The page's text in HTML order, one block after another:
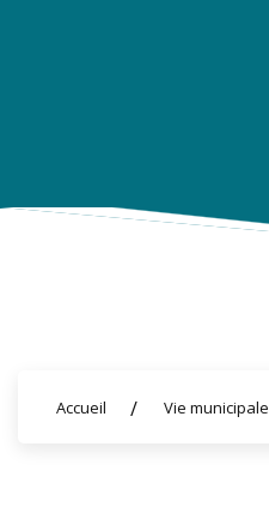
Accueil Vie municipale